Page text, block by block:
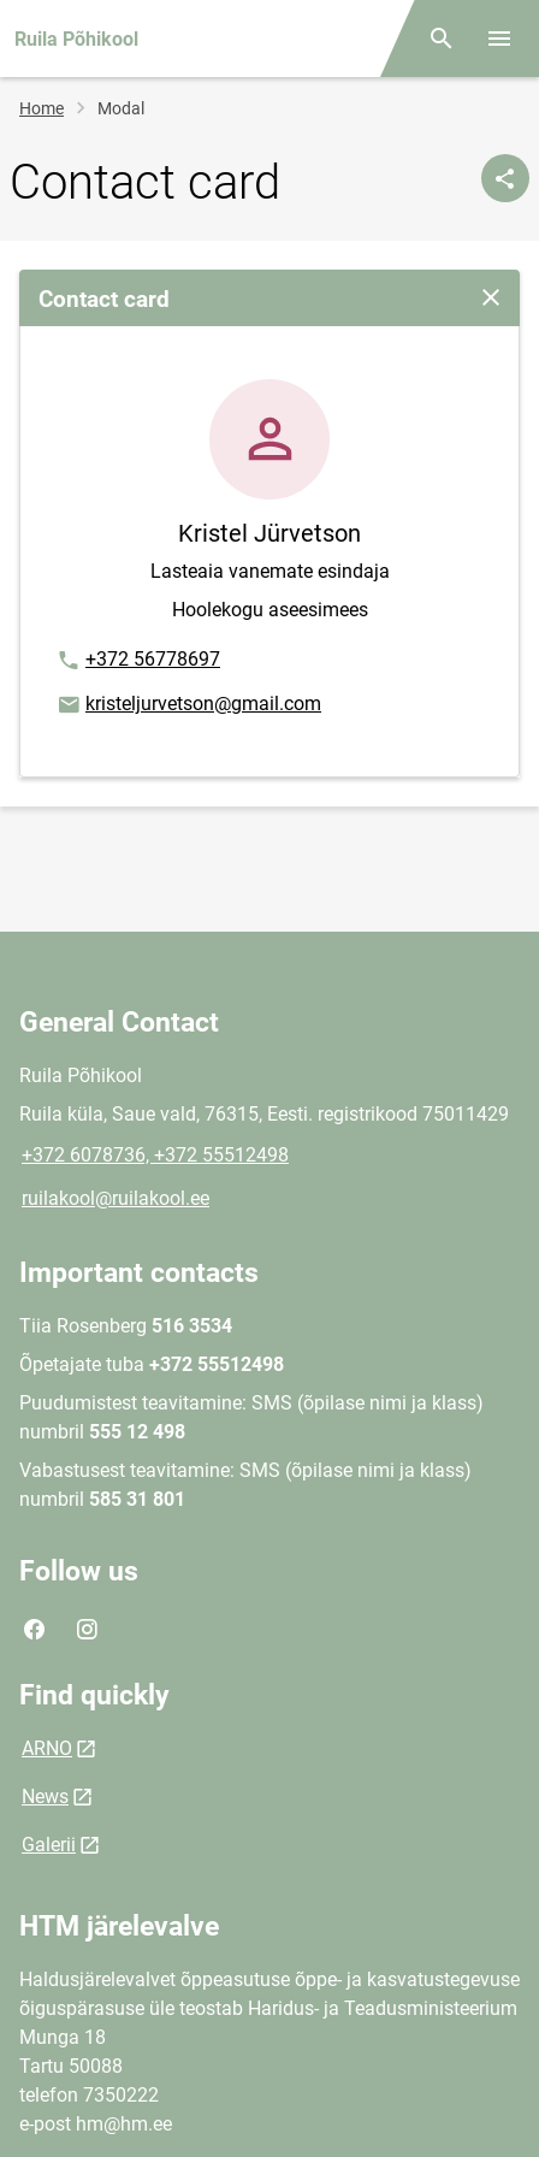
Ruila Põhikool Otsing
Breadcrumb
Home Modal
Contact card
Contact card Close
Kristel Jürvetson
Lasteaia vanemate esindaja
Hoolekogu aseesimees
Phone number
+372 56778697
Email address
kristeljurvetson@gmail.com
General Contact
Ruila Põhikool
Ruila küla, Saue vald, 76315, Eesti. registrikood 75011429
+372 6078736, +372 55512498
ruilakool@ruilakool.ee
Important contacts
Tiia Rosenberg 516 3534
Õpetajate tuba +372 55512498
Puudumistest teavitamine: SMS (õpilase nimi ja klass)
numbril 555 12 498
Vabastusest teavitamine: SMS (õpilase nimi ja klass)
numbril 585 31 801
Follow us
Find quickly
ARNO
News
Galerii
HTM järelevalve
Haldusjärelevalvet õppeasutuse õppe- ja kasvatustegevuse
õiguspärasuse üle teostab Haridus- ja Teadusministeerium
Munga 18
Tartu 50088
telefon 7350222
e-post hm@hm.ee